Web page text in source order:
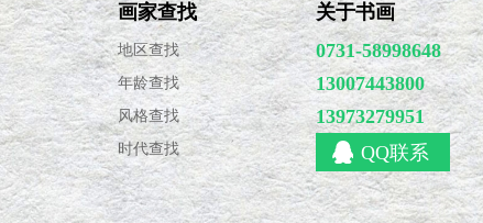
画家查找
地区查找
年龄查找
风格查找
时代查找
关于书画
0731-58998648
13007443800
13973279951
QQ联系